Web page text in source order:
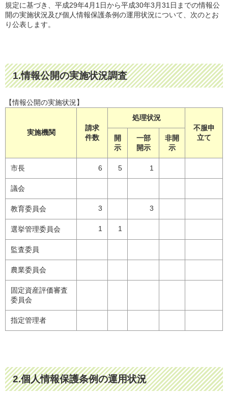
規定に基づき、平成29年4月1日から平成30年3月31日までの情報公
開の実施状況及び個人情報保護条例の運用状況について、次のとお
り公表します。
1.情報公開の実施状況調査
実施機関
請求
件数
処理状況
不服申
立て
開
示
一部
開示
非開
示
市長 6 5 1
議会
教育委員会 3 3
選挙管理委員会 1 1
監査委員
農業委員会
固定資産評価審査
委員会
指定管理者
【情報公開の実施状況】
2.個人情報保護条例の運用状況